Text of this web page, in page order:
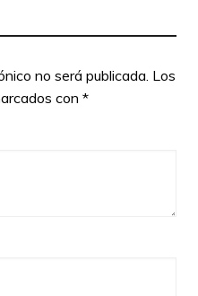
no será publicada. Los
con *